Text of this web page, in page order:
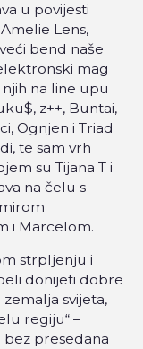
u povijesti
Lens,
bend naše
mag
na line upu
z++, Buntai,
Ognjen i Triad
te sam vrh
su Tijana T i
na čelu s
i Marcelom.
strpljenju i
donijeti dobre
svijeta,
regiju“ –
bez presedana